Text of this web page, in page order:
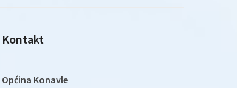
Kontakt
Općina Konavle